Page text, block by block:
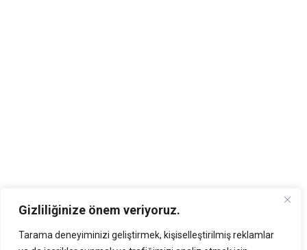
Gizliliğinize önem veriyoruz.
Tarama deneyiminizi geliştirmek, kişiselleştirilmiş reklamlar